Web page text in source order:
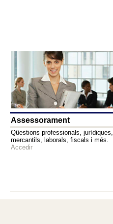
Assessorament
Qüestions professionals, jurídiques,
mercantils, laborals, fiscals i més.
Accedir